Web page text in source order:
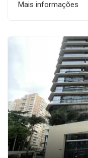
Mais informações